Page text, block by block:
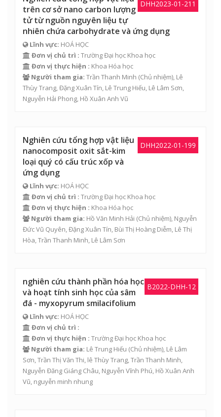
DHH2023-01-211
trên cơ sở nano carbon lượng
tử từ nguồn nguyên liệu tự
nhiên chứa carbohydrate và ứng dụng
Lĩnh vực: HOÁ HỌC
Đơn vị chủ trì : Trường Đại học Khoa học
Đơn vị thực hiện : Khoa Hóa học
Người tham gia: Trần Thanh Minh (Chủ nhiệm), Lê
Thùy Trang,Đặng Xuân Tín, Lê Trung Hiếu, Lê Lâm Sơn,
Nguyễn Hải Phong, Hồ Xuân Anh Vũ
DHH2022-01-199
Nghiên cứu tổng hợp vật liệu
nanocomposit oxit sắt-kim
loại quý có cấu trúc xốp và
ứng dụng
Lĩnh vực: HOÁ HỌC
Đơn vị chủ trì : Trường Đại học Khoa học
Đơn vị thực hiện : Khoa Hóa học
Người tham gia: Hồ Văn Minh Hải (Chủ nhiệm), Nguyễn
Đức Vũ Quyên,Đặng Xuân Tín, Bùi Thị Hoàng Diễm, Lê Thị
Hòa,Trần Thanh Minh, Lê Lâm Sơn
B2022-DHH-12
nghiên cứu thành phần hóa học
và hoạt tính sinh học của sâm
đá - myxopyrum smilacifolium
Lĩnh vực: HOÁ HỌC
Đơn vị chủ trì :
Đơn vị thực hiện : Trường Đại học Khoa học
Người tham gia: Lê Trung Hiếu (Chủ nhiệm), Lê Lâm
Sơn,Trần Thị Văn Thi, lê Thùy Trang,Trần Thanh Minh,
Nguyễn Đăng Giáng Châu, Nguyễn Vĩnh Phú, Hồ Xuân Anh
Vũ, nguyễn minh nhung